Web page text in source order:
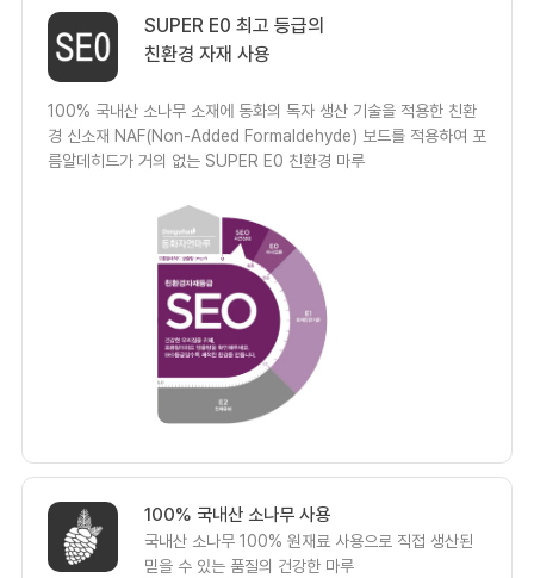
SUPER E0 최고 등급의
친환경 자재 사용
100% 국내산 소나무 소재에 동화의 독자 생산 기술을 적용한 친환
경 신소재 NAF(Non-Added Formaldehyde) 보드를 적용하여 포
름알데히드가 거의 없는 SUPER E0 친환경 마루
100% 국내산 소나무 사용
국내산 소나무 100% 원재료 사용으로 직접 생산된
믿을 수 있는 품질의 건강한 마루